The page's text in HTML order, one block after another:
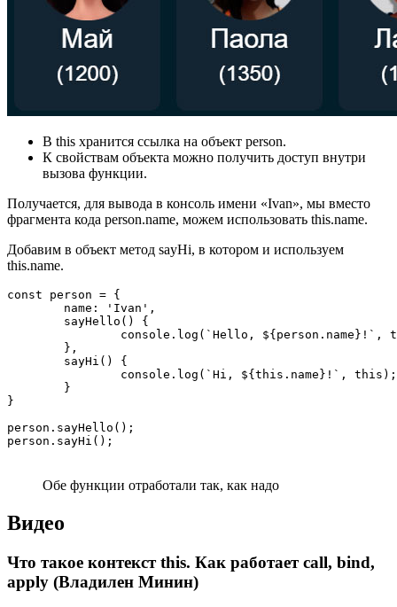
В this хранится ссылка на объект person.
К свойствам объекта можно получить доступ внутри
вызова функции.
Получается, для вывода в консоль имени «Ivan», мы вместо
фрагмента кода person.name, можем использовать this.name.
Добавим в объект метод sayHi, в котором и используем
this.name.
const person = {
}
person.sayHello();
person.sayHi();
Обе функции отработали так, как надо
Видео
Что такое контекст this. Как работает call, bind,
apply (Владилен Минин)